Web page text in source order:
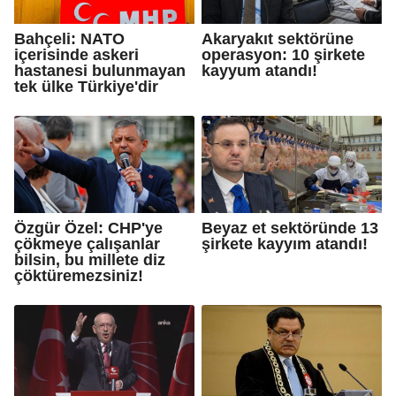
Bahçeli: NATO
içerisinde askeri
hastanesi bulunmayan
tek ülke Türkiye'dir
Akaryakıt sektörüne
operasyon: 10 şirkete
kayyum atandı!
Özgür Özel: CHP'ye
çökmeye çalışanlar
bilsin, bu millete diz
çöktüremezsiniz!
Beyaz et sektöründe 13
şirkete kayyım atandı!